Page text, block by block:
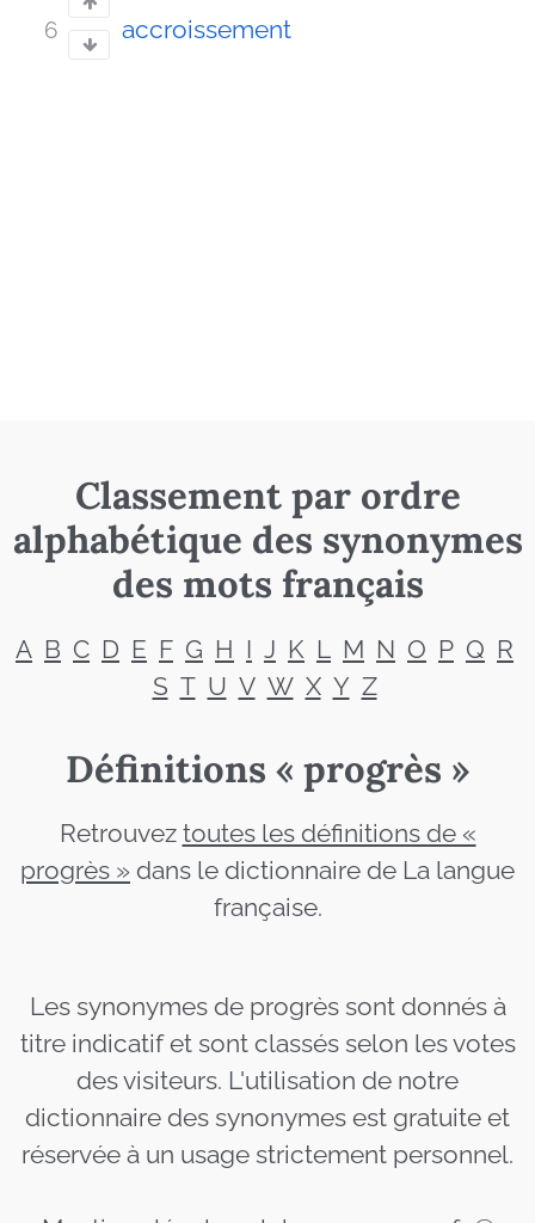
6 accroissement
Classement par ordre
alphabétique des synonymes
des mots français
A B C D E F G H I J K L M N O P Q R
S T U V W X Y Z
Définitions « progrès »
Retrouvez toutes les définitions de «
progrès » dans le dictionnaire de La langue
française.
Les synonymes de progrès sont donnés à
titre indicatif et sont classés selon les votes
des visiteurs. L'utilisation de notre
dictionnaire des synonymes est gratuite et
réservée à un usage strictement personnel.